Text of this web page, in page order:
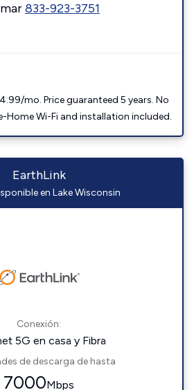
833-923-3751
mo. Price guaranteed 5 years. No
Home Wi-Fi and installation included.
EarthLink
en Lake Wisconsin
Conexión:
5G en casa y Fibra
de descarga de hasta
7000Mbps